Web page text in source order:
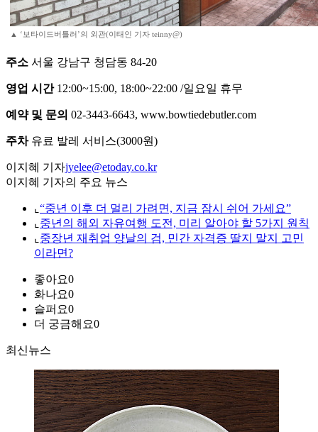
▲ ‘보타이드버틀러’의 외관(이태인 기자 teinny@)
주소 서울 강남구 청담동 84-20
영업 시간12:00~15:00, 18:00~22:00 /일요일 휴무
예약 및 문의 02-3443-6643, www.bowtiedebutler.com
주차유료 발레 서비스(3000원)
이지혜 기자jyelee@etoday.co.kr
이지혜 기자의 주요 뉴스
⌞ “중년 이후 더 멀리 가려면, 지금 잠시 쉬어 가세요”
⌞ 중년의 해외 자유여행 도전, 미리 알아야 할 5가지 원칙
⌞ 중장년 재취업 양날의 검, 민간 자격증 딸지 말지 고민
이라면?
좋아요0
화나요0
슬퍼요0
더 궁금해요0
최신뉴스